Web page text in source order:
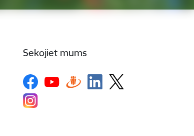
Sekojiet mums